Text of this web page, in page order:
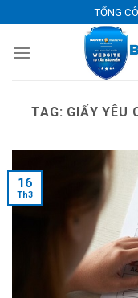
to
content
TỔNG
TAG: GIẤY YÊU
16
Th3